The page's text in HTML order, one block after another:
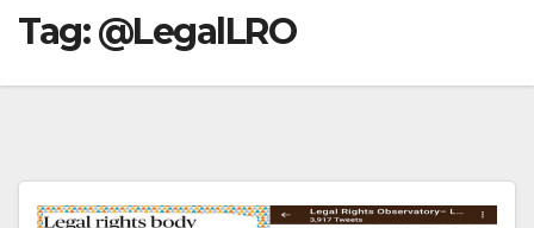
Tag:@LegalLRO